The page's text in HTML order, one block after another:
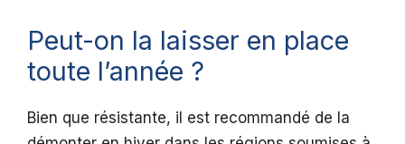
Peut-on la laisser en place
toute l’année ?
Bien que résistante, il est recommandé de la